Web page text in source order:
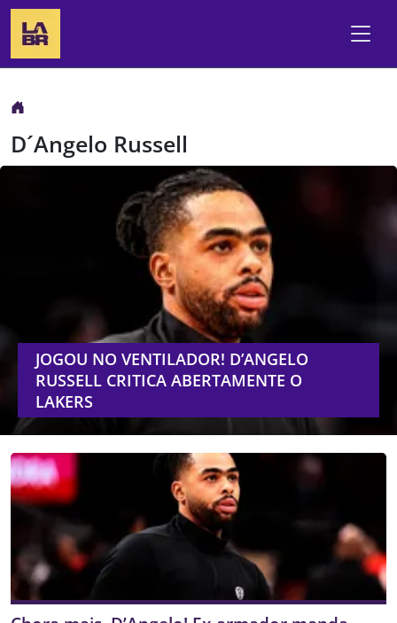
D´Angelo Russell
JOGOU NO VENTILADOR! D’ANGELO
RUSSELL CRITICA ABERTAMENTE O
LAKERS